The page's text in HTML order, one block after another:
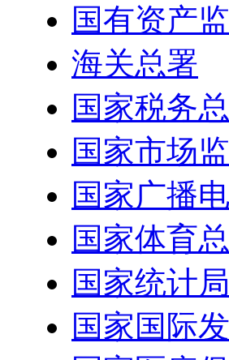
国有资产
海关总署
国家税务
国家市场
国家广播
国家体育
国家统计局
国家国际